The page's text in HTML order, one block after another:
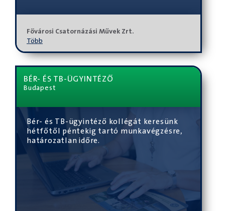
Fővárosi Csatornázási Művek Zrt.
Több
BÉR- ÉS TB-ÜGYINTÉZŐ
Budapest
Bér- és TB-ügyintéző kollégát keresünk
hétfőtől péntekig tartó munkavégzésre,
határozatlan időre.